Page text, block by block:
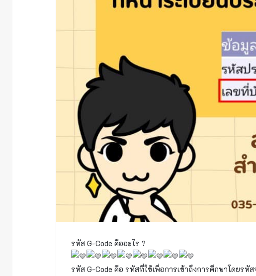
รหัส G-Code คืออะไร ?
รหัส G-Code คือ รหัสที่ใช้เพื่อการเข้าถึงการศึกษาโดย